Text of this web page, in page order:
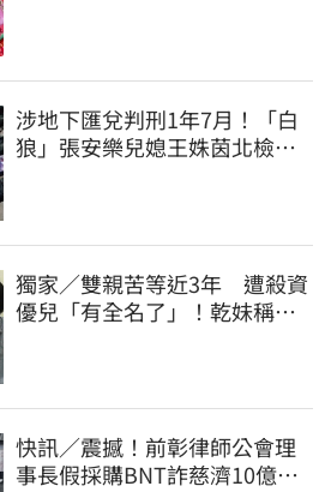
涉地下匯兌判刑1年7月！「白
狼」張安樂兒媳王姝茵北檢報
獨家／雙親苦等近3年 遭殺資
優兒「有全名了」！乾妹稱賠
快訊／震撼！前彰律師公會理
事長假採購BNT詐慈濟10億、